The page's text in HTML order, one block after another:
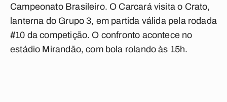
Campeonato Brasileiro. O Carcará visita o Crato,
lanterna do Grupo 3, em partida válida pela rodada
#10 da competição. O confronto acontece no
estádio Mirandão, com bola rolando às 15h.